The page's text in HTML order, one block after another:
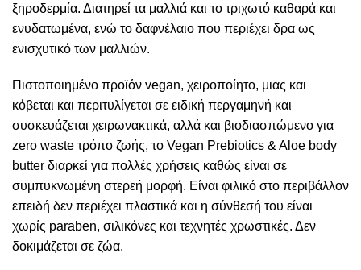
ξηροδερμία. Διατηρεί τα μαλλιά και το τριχωτό καθαρά και
ενυδατωμένα, ενώ το δαφνέλαιο που περιέχει δρα ως
ενισχυτικό των μαλλιών.
Πιστοποιημένο προϊόν vegan, χειροποίητο, μιας και
κόβεται και περιτυλίγεται σε ειδική περγαμηνή και
συσκευάζεται χειρωνακτικά, αλλά και βιοδιασπώμενο για
zero waste τρόπο ζωής, το Vegan Prebiotics & Aloe body
butter διαρκεί για πολλές χρήσεις καθώς είναι σε
συμπυκνωμένη στερεή μορφή. Είναι φιλικό στο περιβάλλον
επειδή δεν περιέχει πλαστικά και η σύνθεσή του είναι
χωρίς paraben, σιλικόνες και τεχνητές χρωστικές. Δεν
δοκιμάζεται σε ζώα.